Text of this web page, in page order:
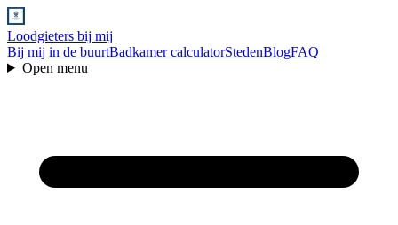
Loodgieters bij mij
Bij mij in de buurtBadkamer calculatorStedenBlogFAQ
Open menu